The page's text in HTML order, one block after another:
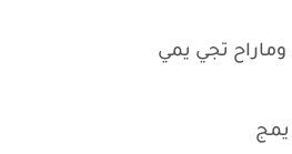
تجي يمي
يمج